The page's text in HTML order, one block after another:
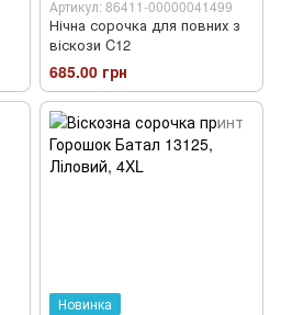
Артикул: 86411-00000041499
Нічна сорочка для повних з
віскози C12
685.00 грн
Новинка